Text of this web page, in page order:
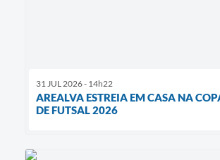
31 JUL 2026 - 14h22
AREALVA ESTREIA EM CASA NA
DE FUTSAL 2026